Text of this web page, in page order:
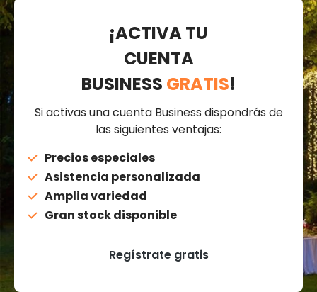
¡ACTIVA TU
CUENTA
BUSINESS GRATIS!
Si activas una cuenta Business dispondrás de
las siguientes ventajas:
Precios especiales
Asistencia personalizada
Amplia variedad
Gran stock disponible
Regístrate gratis